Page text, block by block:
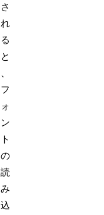
さ
れ
る
と
、
フ
ォ
ン
ト
の
読
み
込